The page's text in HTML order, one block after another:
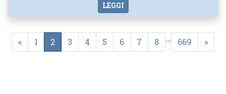
LEGGI
« 1 2 3 4 5 6 7 8 ... 669 »